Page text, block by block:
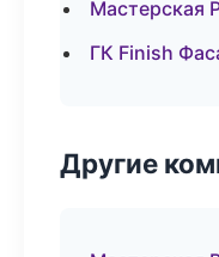
Мастерская
ГК Finish
Другие